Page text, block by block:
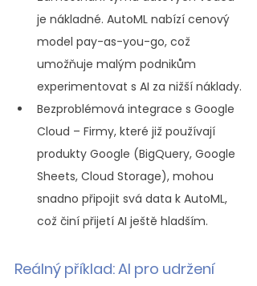
je nákladné. AutoML nabízí cenový
model pay-as-you-go, což
umožňuje malým podnikům
experimentovat s AI za nižší náklady.
Bezproblémová integrace s Google
Cloud – Firmy, které již používají
produkty Google (BigQuery, Google
Sheets, Cloud Storage), mohou
snadno připojit svá data k AutoML,
což činí přijetí AI ještě hladším.
Reálný příklad: AI pro udržení